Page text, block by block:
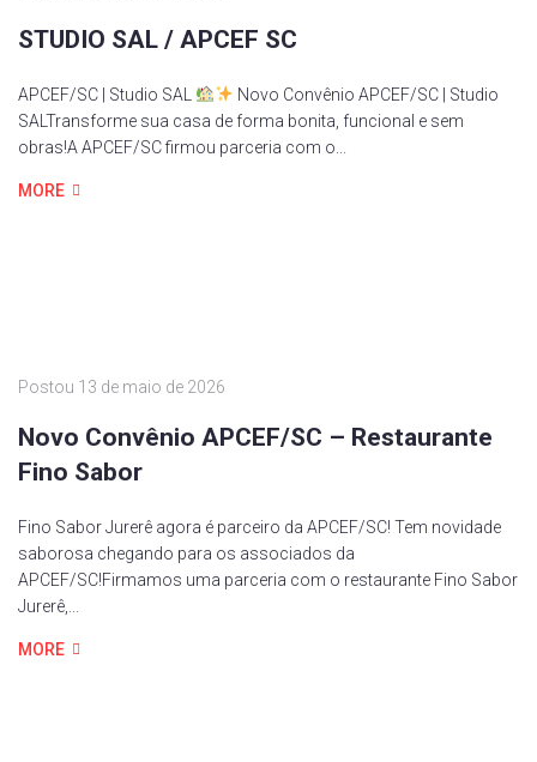
STUDIO SAL / APCEF SC
APCEF/SC | Studio SAL
Novo Convênio APCEF/SC | Studio
SALTransforme sua casa de forma bonita, funcional e sem
obras!A APCEF/SC firmou parceria com o...
MORE
Postou 13 de maio de 2026
Novo Convênio APCEF/SC – Restaurante
Fino Sabor
Fino Sabor Jurerê agora é parceiro da APCEF/SC! Tem novidade
saborosa chegando para os associados da
APCEF/SC!Firmamos uma parceria com o restaurante Fino Sabor
Jurerê,...
MORE